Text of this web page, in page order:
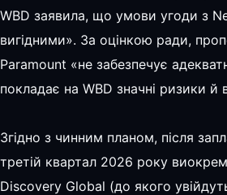
WBD заявила, що умови угоди з
вигідними». За оцінкою ради,
Paramount «не забезпечує
покладає на WBD значні ризики й
Згідно з чинним планом, після
третій квартал 2026 року
Discovery Global (до якого